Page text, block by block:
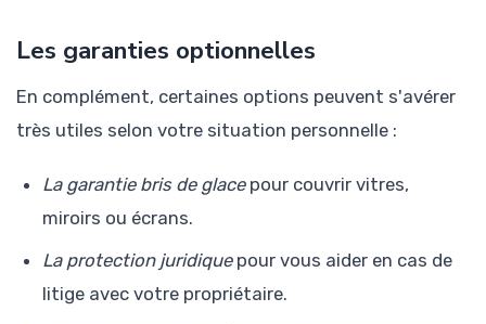
Les garanties optionnelles
En complément, certaines options peuvent s'avérer
très utiles selon votre situation personnelle :
La garantie bris de glacepour couvrir vitres,
miroirs ou écrans.
La protection juridiquepour vous aider en cas de
litige avec votre propriétaire.